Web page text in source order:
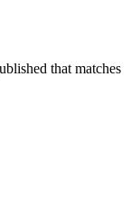
that matches